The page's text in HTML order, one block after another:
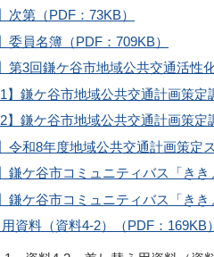
次第（PDF：73KB）
委員名簿（PDF：709KB）
第3回鎌ケ谷市地域公共交通活性
1】鎌ケ谷市地域公共交通計画策
2】鎌ケ谷市地域公共交通計画策
令和8年度地域公共交通計画策定
鎌ケ谷市コミュニティバス「き
鎌ケ谷市コミュニティバス「き
資料（資料4-2）（PDF：169KB）